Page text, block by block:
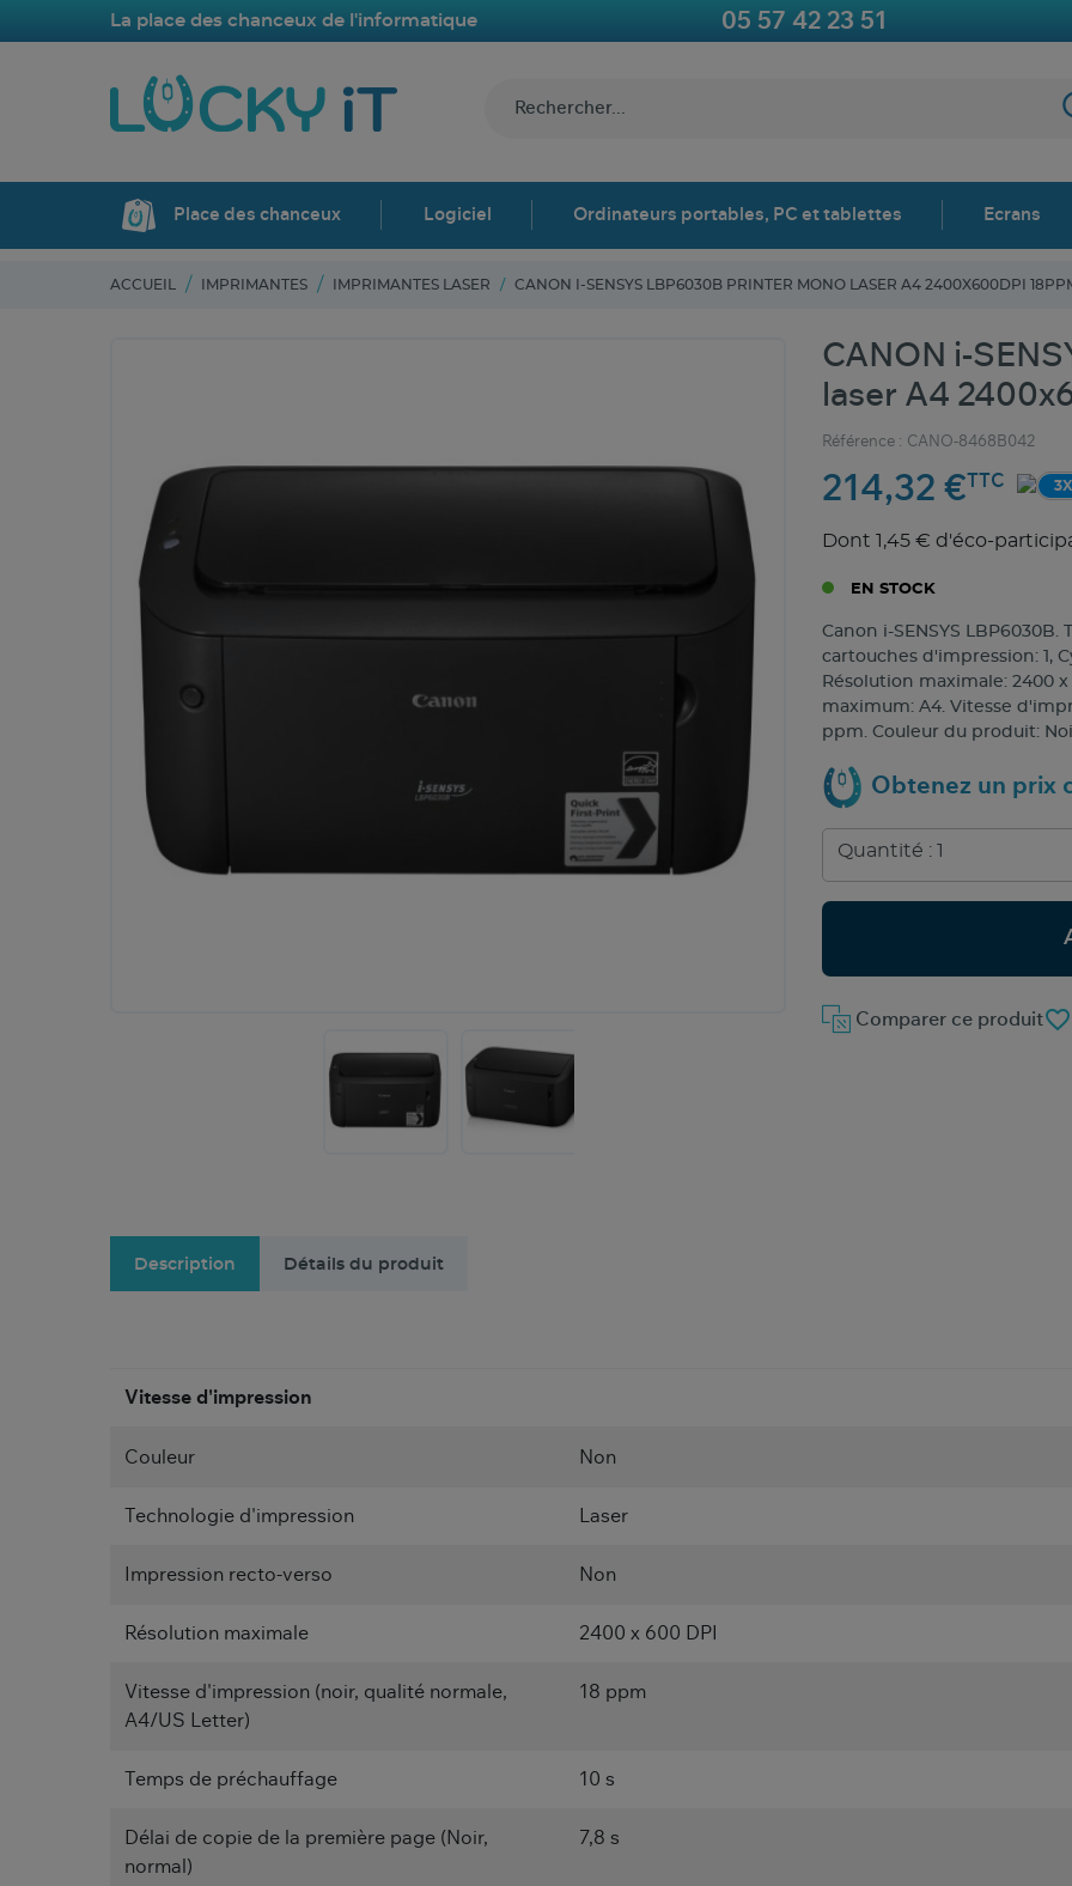
La place des chanceux de l'informatique 05 57 42 23 51
Place des chanceux Logiciel Ordinateurs portables, PC et tablettes Ecrans
ACCUEIL IMPRIMANTES IMPRIMANTES LASER CANON I-SENSYS LBP6030B PRINTER MONO LASER A4 2400X600DPI
CANON i-
laser A4
Référence : CANO-8468B042
214,32 €TTC 3X
Dont 1,45 € d'éco-
EN STOCK
Canon i-SENSYS
cartouches d'impression: 1,
Résolution maximale: 2400
maximum: A4. Vitesse
ppm. Couleur du produit:
Obtenez un prix
favorite_border
Comparer ce produit
Description Détails du produit
Vitesse d'impression
Couleur Non
Technologie d'impression Laser
Impression recto-verso Non
Résolution maximale 2400 x 600 DPI
Vitesse d'impression (noir, qualité normale,
A4/US Letter)
18 ppm
Temps de préchauffage 10 s
Délai de copie de la première page (Noir,
normal)
7,8 s